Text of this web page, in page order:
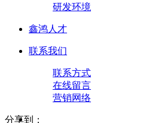
研发环境
鑫鸿人才
联系我们
联系方式
在线留言
营销网络
分享到：